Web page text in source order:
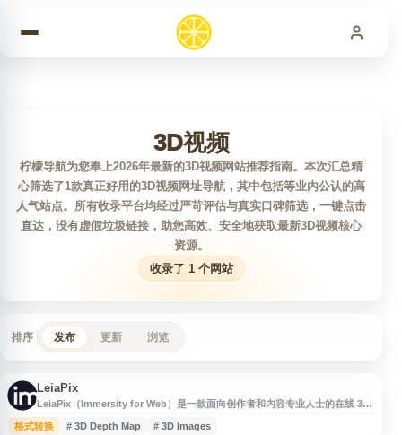
3D视频
柠檬导航为您奉上2026年最新的3D视频网站推荐指南。本次汇总精
心筛选了1款真正好用的3D视频网址导航，其中包括等业内公认的高
人气站点。所有收录平台均经过严苛评估与真实口碑筛选，一键点击
直达，没有虚假垃圾链接，助您高效、安全地获取最新3D视频核心
资源。
收录了 1 个网站
排序 发布 更新 浏览
LeiaPix
LeiaPix（Immersity for Web）是一款面向创作者和内容专业人士的在线 3D
内容转换工具，可将照片、视频和专辑封面转化为具有景深与动态效果的沉浸
式视觉内容。平台支持 3D 图像、3D 视频、深度图生成、XR 转换以及 Apple
格式转换 # 3D Depth Map # 3D Images